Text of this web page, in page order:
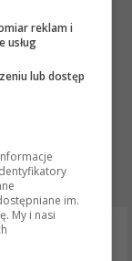
reklam i
usług
lub dostęp
im.
My i nasi